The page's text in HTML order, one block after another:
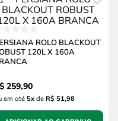
ROLO BLACKOUT
120L X 160A
259,90
em até 5xde R$ 51,98